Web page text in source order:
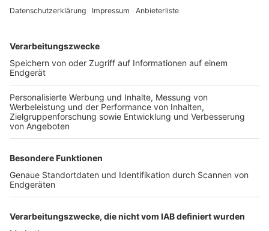
Pinsamania
Freiburg im Breisgau